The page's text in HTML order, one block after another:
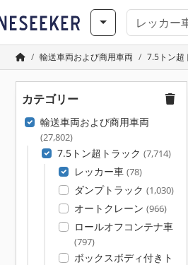
輸送車両および商用車両 7.5トン超
カテゴリー
輸送車両および商用車両
(27,802)
7.5トン超トラック (7,714)
レッカー車 (78)
ダンプトラック (1,030)
オートクレーン (966)
ロールオフコンテナ車
(797)
ボックスボディ付きト